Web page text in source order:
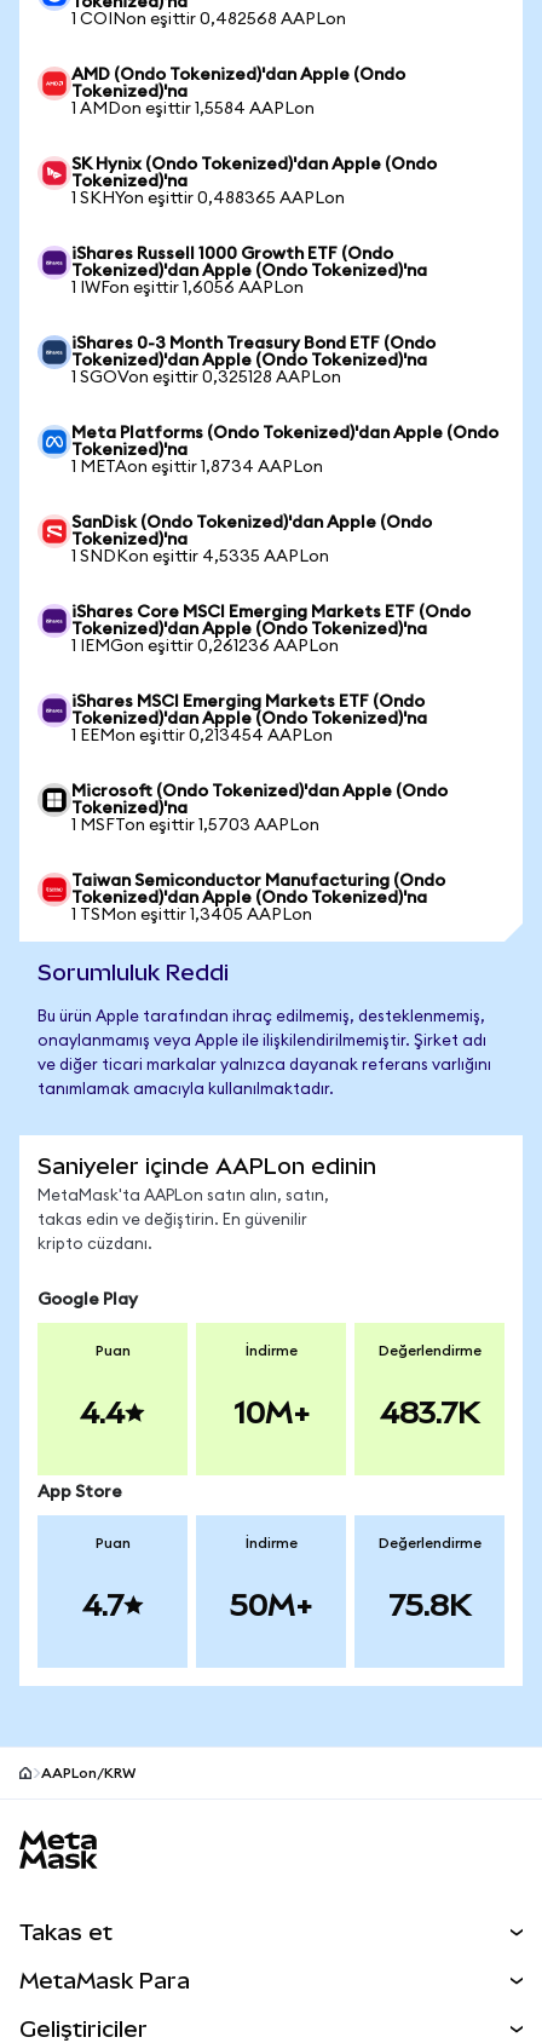
1 COINon eşittir 0,482568 AAPLon
AMD (Ondo Tokenized)'dan Apple (Ondo
Tokenized)'na
1 AMDon eşittir 1,5584 AAPLon
SK Hynix (Ondo Tokenized)'dan Apple (Ondo
Tokenized)'na
1 SKHYon eşittir 0,488365 AAPLon
iShares Russell 1000 Growth ETF (Ondo
Tokenized)'dan Apple (Ondo Tokenized)'na
1 IWFon eşittir 1,6056 AAPLon
iShares 0-3 Month Treasury Bond ETF (Ondo
Tokenized)'dan Apple (Ondo Tokenized)'na
1 SGOVon eşittir 0,325128 AAPLon
Meta Platforms (Ondo Tokenized)'dan Apple (Ondo
Tokenized)'na
1 METAon eşittir 1,8734 AAPLon
SanDisk (Ondo Tokenized)'dan Apple (Ondo
Tokenized)'na
1 SNDKon eşittir 4,5335 AAPLon
iShares Core MSCI Emerging Markets ETF (Ondo
Tokenized)'dan Apple (Ondo Tokenized)'na
1 IEMGon eşittir 0,261236 AAPLon
iShares MSCI Emerging Markets ETF (Ondo
Tokenized)'dan Apple (Ondo Tokenized)'na
1 EEMon eşittir 0,213454 AAPLon
Microsoft (Ondo Tokenized)'dan Apple (Ondo
Tokenized)'na
1 MSFTon eşittir 1,5703 AAPLon
Taiwan Semiconductor Manufacturing (Ondo
Tokenized)'dan Apple (Ondo Tokenized)'na
1 TSMon eşittir 1,3405 AAPLon
Sorumluluk Reddi
Bu ürün Apple tarafından ihraç edilmemiş, desteklenmemiş,
onaylanmamış veya Apple ile ilişkilendirilmemiştir. Şirket adı
ve diğer ticari markalar yalnızca dayanak referans varlığını
tanımlamak amacıyla kullanılmaktadır.
Saniyeler içinde AAPLon edinin
MetaMask'ta AAPLon satın alın, satın,
takas edin ve değiştirin. En güvenilir
kripto cüzdanı.
Google Play
Puan
4.4
İndirme
10M+
Değerlendirme
483.7K
App Store
Puan
4.7
İndirme
50M+
Değerlendirme
75.8K
AAPLon/KRW
Takas et
MetaMask Para
Geliştiriciler